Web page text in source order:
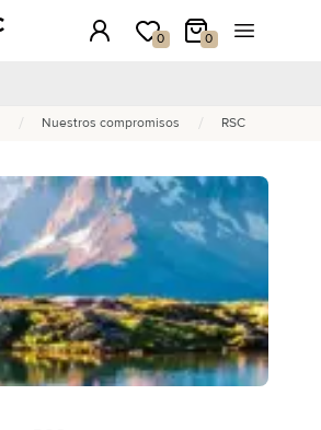
Conexión
0
Mi lista de deseos
0
Mi carritoAbrir el
/ Nuestros compromisos / RSC